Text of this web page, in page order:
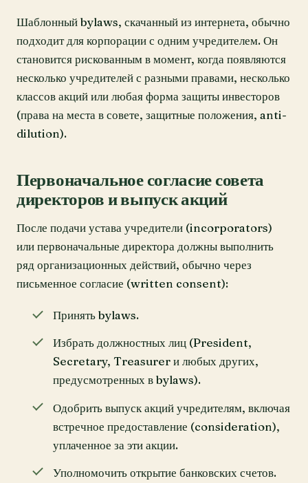
Шаблонный bylaws, скачанный из интернета, обычно
подходит для корпорации с одним учредителем. Он
становится рискованным в момент, когда появляются
несколько учредителей с разными правами, несколько
классов акций или любая форма защиты инвесторов
(права на места в совете, защитные положения, anti-
dilution).
Первоначальное согласие совета
директоров и выпуск акций
После подачи устава учредители (incorporators)
или первоначальные директора должны выполнить
ряд организационных действий, обычно через
письменное согласие (written consent):
Принять bylaws.
Избрать должностных лиц (President,
Secretary, Treasurer и любых других,
предусмотренных в bylaws).
Одобрить выпуск акций учредителям, включая
встречное предоставление (consideration),
уплаченное за эти акции.
Уполномочить открытие банковских счетов.